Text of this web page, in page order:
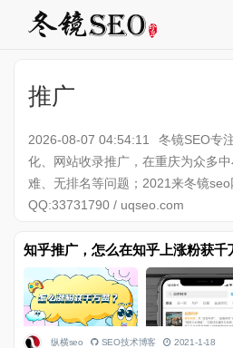
推广
2026-08-07 04:54:11
冬镜SEO专
化、网站收录推广，在重庆为众多
难、无排名等问题；2021来冬镜seo
QQ:33731790 / uqseo.com
知乎推广，怎么在知乎上涨粉获千
纵横seo SEO技术博客 2021-1-18